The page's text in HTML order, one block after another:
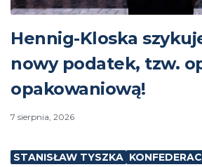
Hennig-Kloska
nowy podatek, tzw.
opakowaniową!
7 sierpnia, 2026
STANISŁAW TYSZKA